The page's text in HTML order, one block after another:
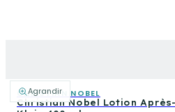
Agrandir
CHRISTIAN NOBEL
Christian Nobel Lotion